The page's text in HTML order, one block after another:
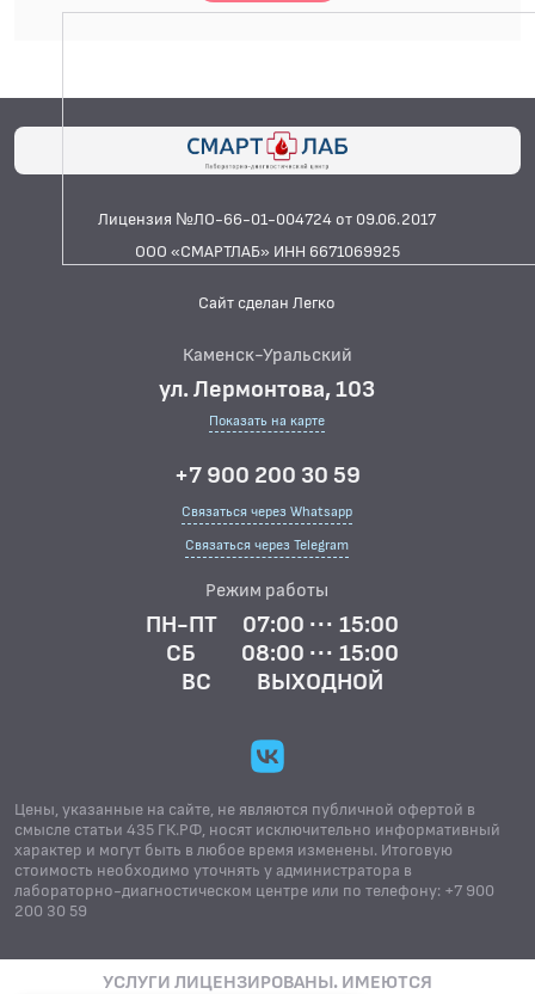
Лицензия №ЛО-66-01-004724 от 09.06.2017
ООО «СМАРТЛАБ» ИНН 6671069925
Сайт сделан Легко
Каменск-Уральский
ул. Лермонтова, 103
Показать на карте
+7 900 200 30 59
Связаться через Whatsapp
Связаться через Telegram
Режим работы
ПН-ПТ
07:00 ··· 15:00
СБ
08:00 ··· 15:00
ВС
ВЫХОДНОЙ
Цены, указанные на сайте, не являются публичной офертой в
смысле статьи 435 ГК.РФ, носят исключительно информативный
характер и могут быть в любое время изменены. Итоговую
стоимость необходимо уточнять у администратора в
лабораторно-диагностическом центре или по телефону: +7 900
200 30 59
УСЛУГИ ЛИЦЕНЗИРОВАНЫ. ИМЕЮТСЯ